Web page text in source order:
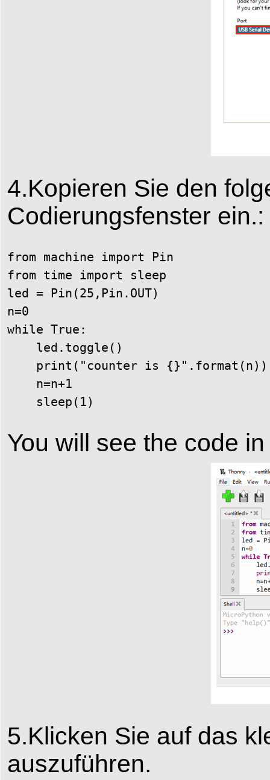
4.Kopieren Sie den
Codierungsfenster ein.:
from machine import Pin
from time import sleep
led = Pin(25,Pin.OUT)
n=0
while True:
    led.toggle()
    print("counter is {}".format(n))
    n=n+1
You will see the code
5.Klicken Sie auf das
auszuführen.